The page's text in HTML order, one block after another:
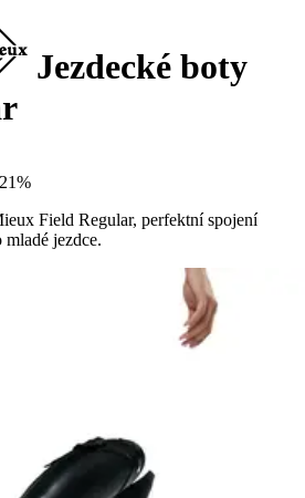
Jezdecké boty
Field Regular, perfektní spojení
jezdce.